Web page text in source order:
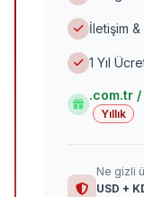
İletişim
1 Yıl
.com.tr /
Yıllık
Ne gizli
USD +